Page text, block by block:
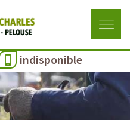
indisponible